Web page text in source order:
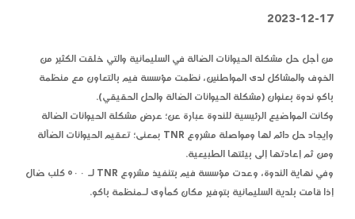
2023-12-17
من أجل حل مشكلة الحيوانات الضالة في السليمانية والتي خلقت الكثير من
الخوف والمشاكل لدى المواطنين، نظمت مؤسسة فيم بالتعاون مع منظمة
باكو ندوة بعنوان (مشكلة الحيوانات الضالة والحل الحقيقي).
وكانت المواضيع الرئيسية للندوة عبارة عن؛ عرض مشكلة الحيوانات الضالة
وإيجاد حل دائم لها ومواصلة مشروع TNR بمعنى؛ تعقيم الحيوانات الضآلة
ومن ثم إعادتها إلى بيئتها الطبيعية.
وفي نهاية الندوة، وعدت مؤسسة فيم بتنفيذ مشروع TNR لـ ٥٠٠ كلب ضال
إذا قامت بلدية السليمانية بتوفير مكان كمأوى لـمنظمة باكو.